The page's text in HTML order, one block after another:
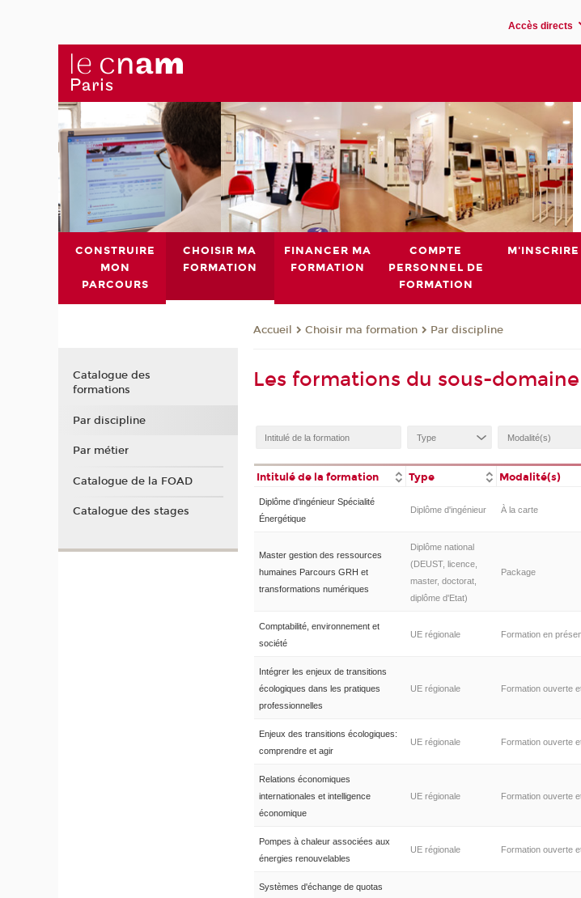
Accès directs
CONSTRUIRE
MON
PARCOURS
CHOISIR MA
FORMATION
FINANCER MA
FORMATION
COMPTE
PERSONNEL DE
FORMATION
M'INSCRIRE
Accueil Choisir ma formation Par discipline
Les formations du sous-
Intitulé de la formation Type Modalité(s)
Diplôme d'ingénieur Spécialité
Énergétique
Diplôme d'ingénieur À la carte
Master gestion des ressources
humaines Parcours GRH et
transformations numériques
Diplôme national
(DEUST, licence,
master, doctorat,
diplôme d'Etat)
Package
Comptabilité, environnement et
société
UE régionale Formation en
Intégrer les enjeux de transitions
écologiques dans les pratiques
professionnelles
UE régionale Formation ouverte
Enjeux des transitions écologiques:
comprendre et agir
UE régionale Formation ouverte
Relations économiques
internationales et intelligence
économique
UE régionale Formation ouverte
Pompes à chaleur associées aux
énergies renouvelables
UE régionale Formation ouverte
Systèmes d'échange de quotas
Catalogue des
formations
Par discipline
Par métier
Catalogue de la FOAD
Catalogue des stages